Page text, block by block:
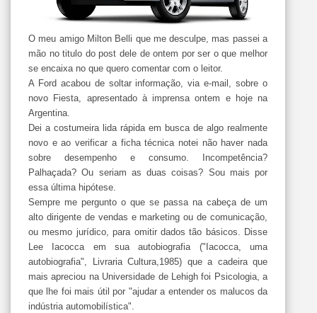
O meu amigo Milton Belli que me desculpe, mas passei a
mão no titulo do post dele de ontem por ser o que melhor
se encaixa no que quero comentar com o leitor.
A Ford acabou de soltar informação, via e-mail, sobre o
novo Fiesta, apresentado à imprensa ontem e hoje na
Argentina.
Dei a costumeira lida rápida em busca de algo realmente
novo e ao verificar a ficha técnica notei não haver nada
sobre desempenho e consumo. Incompetência?
Palhaçada? Ou seriam as duas coisas? Sou mais por
essa última hipótese.
Sempre me pergunto o que se passa na cabeça de um
alto dirigente de vendas e marketing ou de comunicação,
ou mesmo jurídico, para omitir dados tão básicos. Disse
Lee Iacocca em sua autobiografia ("Iacocca, uma
autobiografia", Livraria Cultura,1985) que a cadeira que
mais apreciou na Universidade de Lehigh foi Psicologia, a
que lhe foi mais útil por "ajudar a entender os malucos da
indústria automobilística".